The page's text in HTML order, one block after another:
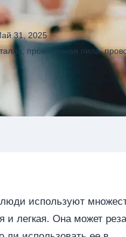
31, 2025
проволочная пила,
используют
и легкая. Она может